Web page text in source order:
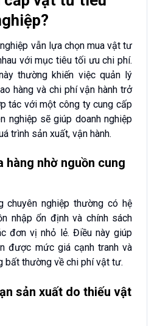
vẫn lựa chọn mua vật tư
với mục tiêu tối ưu chi phí.
thường khiến việc quản lý
hàng và chi phí vận hành trở
tác với một công ty cung cấp
nghiệp sẽ giúp doanh nghiệp
trình sản xuất, vận hành.
hàng nhờ nguồn cung
chuyên nghiệp thường có hệ
nhập ổn định và chính sách
đơn vị nhỏ lẻ. Điều này giúp
được mức giá cạnh tranh và
bất thường về chi phí vật tư.
sản xuất do thiếu vật